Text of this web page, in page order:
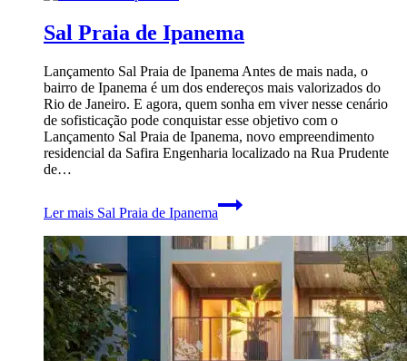
Sal Praia de Ipanema
Lançamento Sal Praia de Ipanema Antes de mais nada, o
bairro de Ipanema é um dos endereços mais valorizados do
Rio de Janeiro. E agora, quem sonha em viver nesse cenário
de sofisticação pode conquistar esse objetivo com o
Lançamento Sal Praia de Ipanema, novo empreendimento
residencial da Safira Engenharia localizado na Rua Prudente
de…
Ler mais Sal Praia de Ipanema